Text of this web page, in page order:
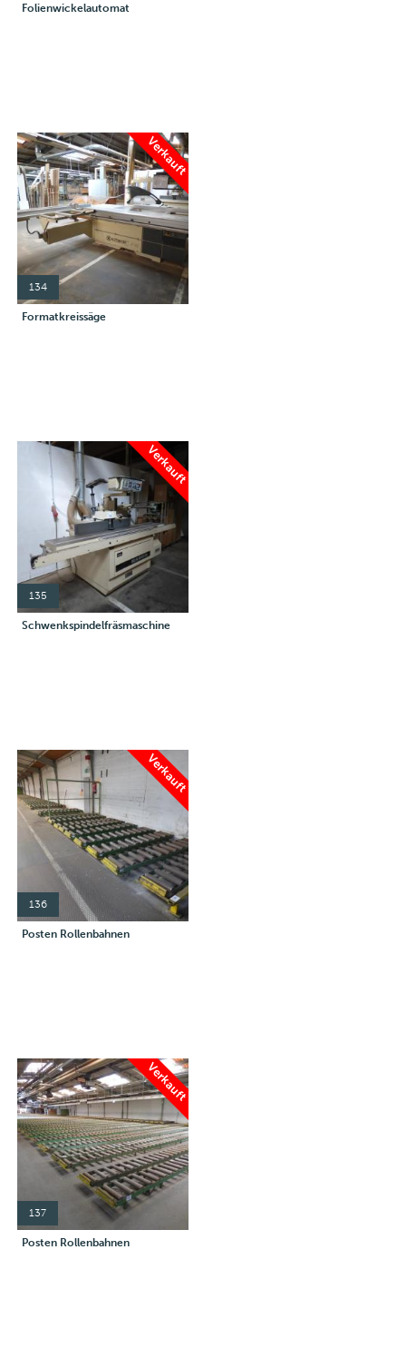
Folienwickelautomat
Verkauft
134
Formatkreissäge
Verkauft
135
Schwenkspindelfräsmaschine
Verkauft
136
Posten Rollenbahnen
Verkauft
137
Posten Rollenbahnen